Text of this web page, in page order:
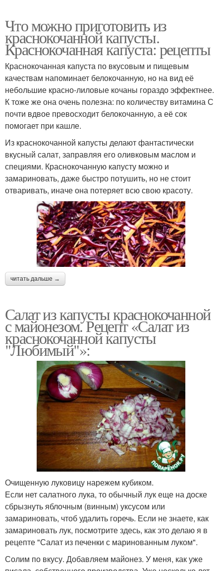
Что можно приготовить из
краснокочанной капусты.
Краснокочанная капуста: рецепты
Краснокочанная капуста по вкусовым и пищевым
качествам напоминает белокочанную, но на вид её
небольшие красно-лиловые кочаны гораздо эффектнее.
К тоже же она очень полезна: по количеству витамина С
почти вдвое превосходит белокочанную, а её сок
помогает при кашле.
Из краснокочанной капусты делают фантастически
вкусный салат, заправляя его оливковым маслом и
специями. Краснокочанную капусту можно и
замариновать, даже быстро потушить, но не стоит
отваривать, иначе она потеряет всю свою красоту.
читать дальше →
Салат из капусты краснокочанной
с майонезом. Рецепт «Салат из
краснокочанной капусты
"Любимый"»:
Очищенную луковицу нарежем кубиком.
Если нет салатного лука, то обычный лук еще на доске
сбрызнуть яблочным (винным) уксусом или
замариновать, чтоб удалить горечь. Если не знаете, как
замариновать лук, посмотрите здесь, как это делаю я в
рецепте "Салат из печенки с маринованным луком".
Солим по вкусу. Добавляем майонез. У меня, как уже